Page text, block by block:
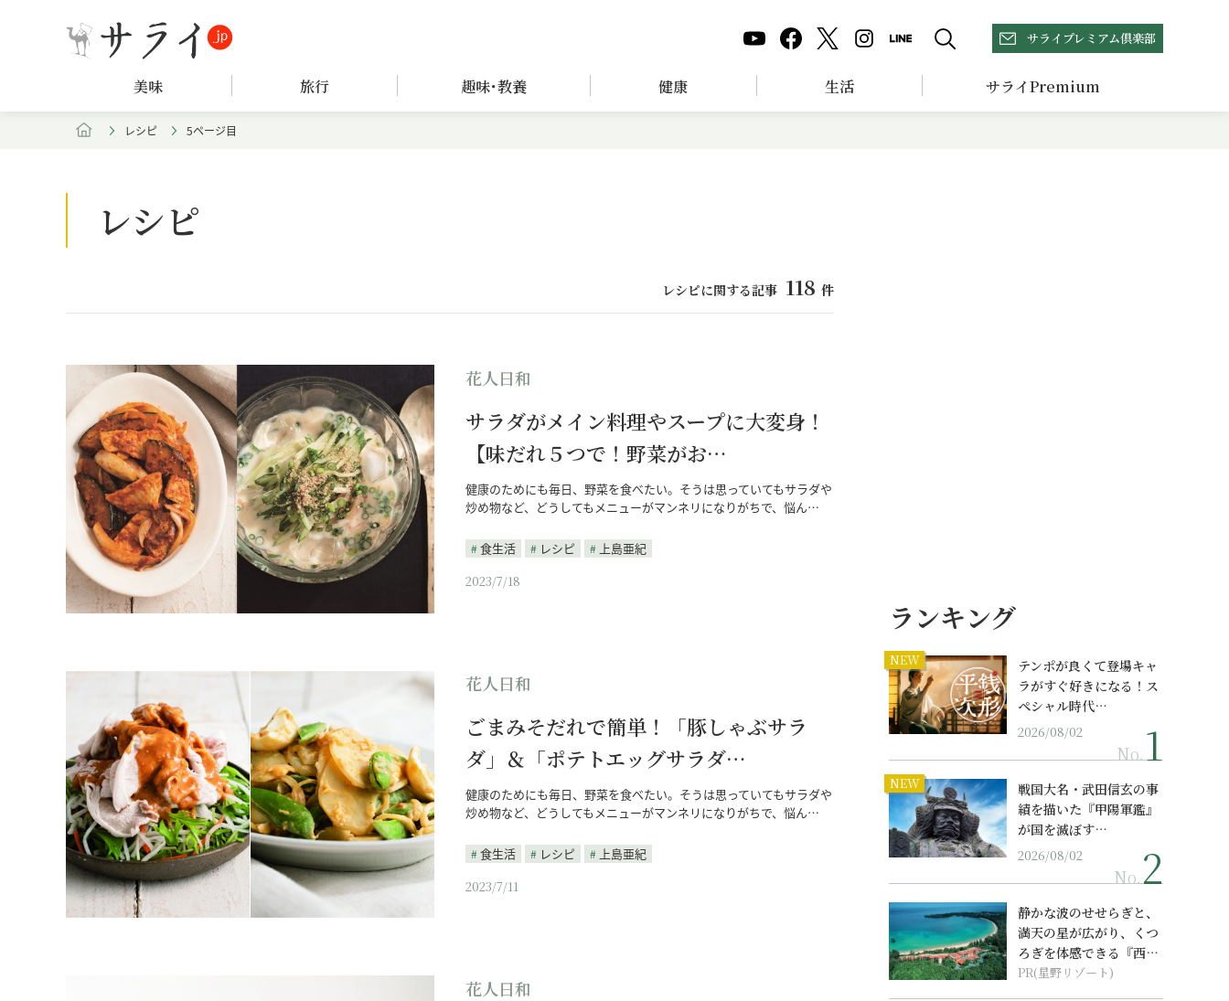
サライプレミアム倶楽部
美味 旅行 趣味･教養 健康 生活 サライPremium
レシピ 5ページ目
レシピ
レシピに関する記事 118 件
花人日和
サラダがメイン料理やスープに大変身！
【味だれ５つで！野菜がお…
健康のためにも毎日、野菜を食べたい。そうは思っていてもサラダや
炒め物など、どうしてもメニューがマンネリになりがちで、悩ん…
食生活 レシピ
上島亜紀
2023/7/18
花人日和
ごまみそだれで簡単！「豚しゃぶサラ
ダ」＆「ポテトエッグサラダ…
健康のためにも毎日、野菜を食べたい。そうは思っていてもサラダや
炒め物など、どうしてもメニューがマンネリになりがちで、悩ん…
食生活 レシピ
上島亜紀
2023/7/11
花人日和
ランキング
NEW
テンポが良くて登場キャ
ラがすぐ好きになる！ス
ペシャル時代…
2026/08/02
No.
NEW
戦国大名・武田信玄の事
績を描いた『甲陽軍鑑』
が国を滅ぼす…
2026/08/02
No.
静かな波のせせらぎと、
満天の星が広がり、くつ
ろぎを体感できる『西表
島ホテル by...
PR(星野リゾート)